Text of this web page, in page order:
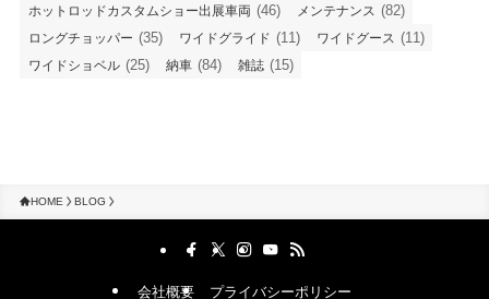
ホットロッドカスタムショー出展車両 (46) メンテナンス (82)
ロングチョッパー (35) ワイドグライド (11) ワイドグース (11)
ワイドショベル (25) 納車 (84) 雑誌 (15)
HOME BLOG
会社概要 プライバシーポリシー